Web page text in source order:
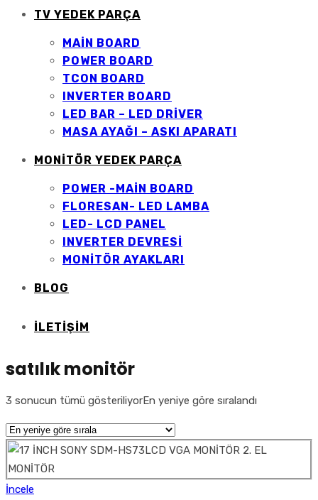
TV YEDEK PARÇA
MAİN BOARD
POWER BOARD
TCON BOARD
INVERTER BOARD
LED BAR – LED DRİVER
MASA AYAĞI – ASKI APARATI
MONİTÖR YEDEK PARÇA
POWER -MAİN BOARD
FLORESAN- LED LAMBA
LED- LCD PANEL
INVERTER DEVRESİ
MONİTÖR AYAKLARI
BLOG
İLETIŞIM
satılık monitör
3 sonucun tümü gösteriliyorEn yeniye göre sıralandı
İncele